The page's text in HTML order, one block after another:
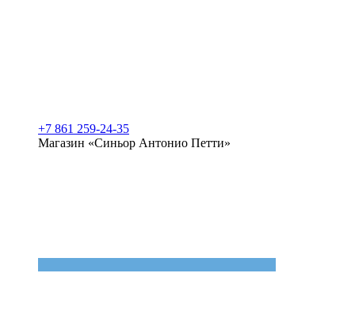
+7 861 259-24-35
Магазин «Синьор Антонио Петти»